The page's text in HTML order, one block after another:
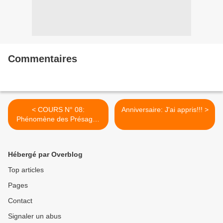
Commentaires
< COURS N° 08:
Phénomène des Présages
Chez les Fang/Beti
Anniversaire: J'ai appris!!! >
Hébergé par Overblog
Top articles
Pages
Contact
Signaler un abus